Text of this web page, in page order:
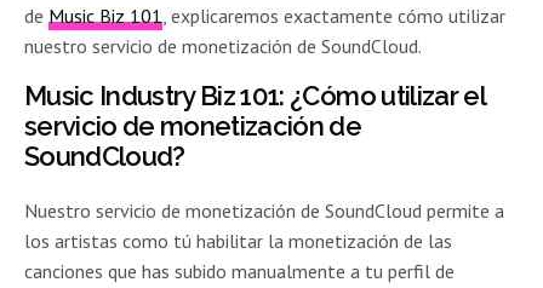
deMusic Biz 101, explicaremos exactamente cómo utilizar
nuestro servicio de monetización de SoundCloud.
Music Industry Biz 101: ¿Cómo utilizar el
servicio de monetización de
SoundCloud?
Nuestro servicio de monetización de SoundCloud permite a
los artistas como tú habilitar la monetización de las
canciones que has subido manualmente a tu perfil de